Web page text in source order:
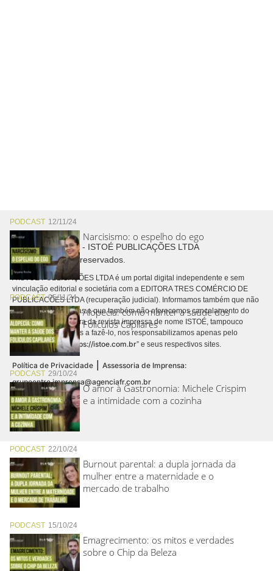
PODCAST 12/11/24
Narcisismo: o espelho do ego
PODCAST05/11/24
Alopecia: como manter a saúde dos
Folículos Capilares
PODCAST 29/10/24
O amor à Gastronomia: Michele Crispim
e a intimidade com a cozinha
PODCAST 22/10/24
Burnout parental: a dupla jornada da
mulher entre a maternidade e o
mercado de trabalho
PODCAST 15/10/24
Emagrecimento: os mitos e verdades
sobre o Chip da Beleza
Copyright © 2026 - ISTOÉ PUBLICAÇÕES LTDA
Todos os direitos reservados.
A ISTOÉ PUBLICAÇÕES LTDA é um portal digital independente e sem
vinculação editorial e societária com a EDITORA TRES COMÉRCIO DE
PUBLICACÕES LTDA (recuperação judicial). Informamos também que não
realizamos cobranças e que também não oferecemos cancelamento do
contrato de assinatura da revista impressa de nome ISTOÉ, tampouco
autorizamos terceiros a fazê-lo, nos responsabilizamos apenas pelo
conteúdo digital “https://istoe.com.br” e seus respectivos sites.
Política de Privacidade | Assessoria de Imprensa:
grupoentre.imprensa@agenciafr.com.br